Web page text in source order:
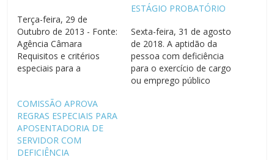
Terça-feira, 29 de
Outubro de 2013 - Fonte:
Agência Câmara
Requisitos e critérios
especiais para a
servidores públicos com
deficiência foram
aprovados, nesta quarta-
feira (23), pela Comissão
de Constituição, Justiça e
ESTÁGIO PROBATÓRIO
Sexta-feira, 31 de agosto
de 2018. A aptidão da
pessoa com deficiência
para o exercício de cargo
ou emprego público
COMISSÃO APROVA
REGRAS ESPECIAIS PARA
APOSENTADORIA DE
SERVIDOR COM
DEFICIÊNCIA